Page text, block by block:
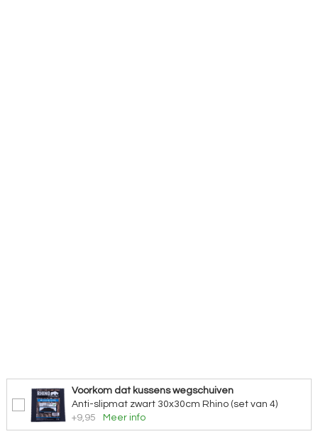
Voorkom dat kussens wegschuiven
Anti-slipmat zwart 30x30cm Rhino (set van 4)
+9,95
Meer info